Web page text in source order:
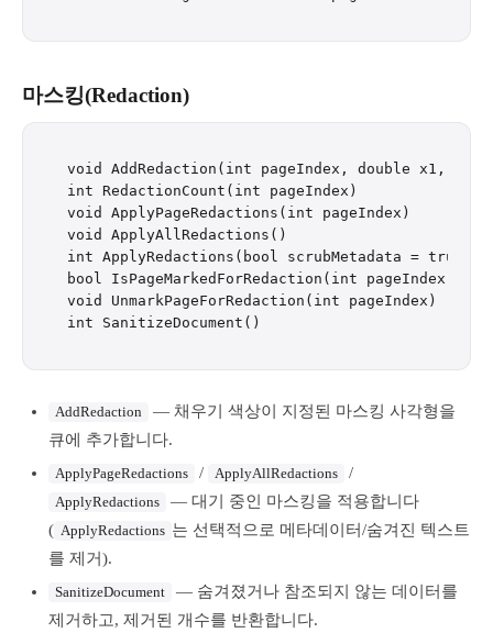
마스킹(Redaction)
void AddRedaction(int pageIndex, double x1,
int RedactionCount(int pageIndex)
void ApplyPageRedactions(int pageIndex)
void ApplyAllRedactions()
int ApplyRedactions(bool scrubMetadata = true,
bool IsPageMarkedForRedaction(int pageIndex)
void UnmarkPageForRedaction(int pageIndex)
AddRedaction
— 채우기 색상이 지정된 마스킹 사각형을
큐에 추가합니다.
ApplyPageRedactions / ApplyAllRedactions /
ApplyRedactions
— 대기 중인 마스킹을 적용합니다
( ApplyRedactions 는 선택적으로 메타데이터/숨겨진 텍스트
를 제거).
SanitizeDocument
— 숨겨졌거나 참조되지 않는 데이터를
제거하고, 제거된 개수를 반환합니다.